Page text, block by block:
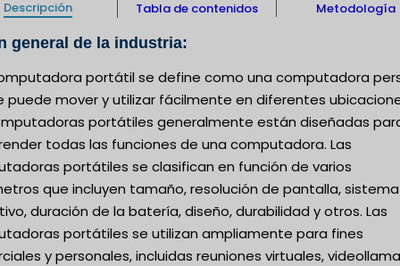
Descripción Tabla de contenidos Metodología
general de la industria:
portátil se define como una computadora
puede mover y utilizar fácilmente en diferentes
portátiles generalmente están diseñadas
todas las funciones de una computadora. Las
portátiles se clasifican en función de varios
que incluyen tamaño, resolución de pantalla, sistema
duración de la batería, diseño, durabilidad y otros. Las
portátiles se utilizan ampliamente para fines
y personales, incluidas reuniones virtuales,